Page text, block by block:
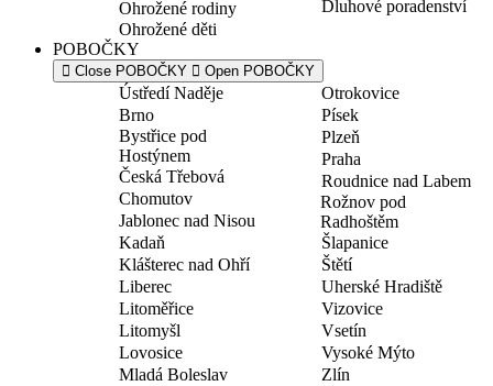
Ohrožené rodiny
Ohrožené děti
Dluhové poradenství
POBOČKY
Close POBOČKY Open POBOČKY
Ústředí Naděje
Brno
Bystřice pod
Hostýnem
Česká Třebová
Chomutov
Jablonec nad Nisou
Kadaň
Klášterec nad Ohří
Liberec
Litoměřice
Litomyšl
Lovosice
Mladá Boleslav
Otrokovice
Písek
Plzeň
Praha
Roudnice nad Labem
Rožnov pod
Radhoštěm
Šlapanice
Štětí
Uherské Hradiště
Vizovice
Vsetín
Vysoké Mýto
Zlín